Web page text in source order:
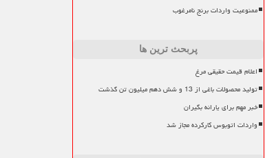
ممنوعیت واردات برنج نامرغوب
پربحث ترین ها
اعلام قیمت حقیقی مرغ
تولید محصولات باغی از 13 و شش دهم میلیون تن گذشت
خبر مهم برای یارانه بگیران
واردات اتوبوس کارکرده مجاز شد